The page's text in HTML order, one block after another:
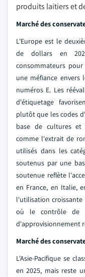
produits laitiers et
Marché des
L'Europe est le
de dollars en
consommateurs
une méfiance envers
numéros E. Les
d'étiquetage
plutôt que les codes
base de cultures et
comme l'extrait de
utilisés dans les
soutenus par une
soutenue reflète
en France, en Italie,
l'utilisation
où le contrôle de
d'approvisionnement
Marché des
L'Asie-Pacifique se
en 2025, mais reste